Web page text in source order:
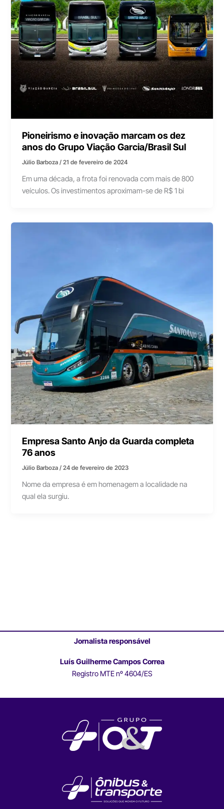
Pioneirismo e inovação marcam os dez
anos do Grupo Viação Garcia/Brasil Sul
Júlio Barboza/21 de fevereiro de 2024
Em uma década, a frota foi renovada com mais de 800
veículos. Os investimentos aproximam-se de R$ 1 bi
Empresa Santo Anjo da Guarda completa
76 anos
Júlio Barboza/24 de fevereiro de 2023
Nome da empresa é em homenagem a localidade na
qual ela surgiu.
Jornalista responsável
Luís Guilherme Campos Correa
Registro MTE nº 4604/ES